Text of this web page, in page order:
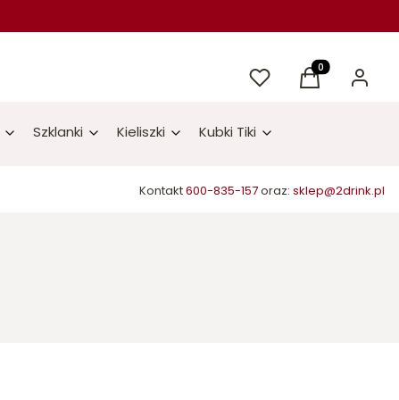
UlubioneProdukty w
Koszyk Zaloguj
Szklanki Kieliszki Kubki Tiki
Kontakt600-835-157oraz: sklep@2drink.pl